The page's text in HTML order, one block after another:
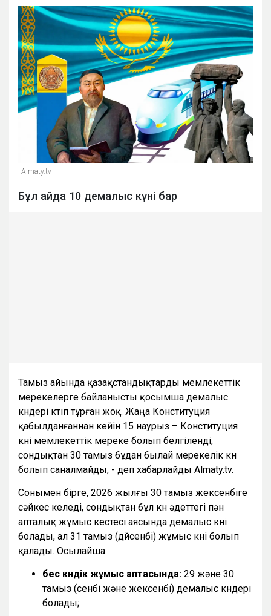
Almaty.tv
Бұл айда 10 демалыс күні бар
Тамыз айында қазақстандықтарды мемлекеттік
мерекелерге байланысты қосымша демалыс
күндері күтіп тұрған жоқ. Жаңа Конституция
қабылданғаннан кейін 15 наурыз – Конституция
күні мемлекеттік мереке болып белгіленді,
сондықтан 30 тамыз бұдан былай мерекелік күн
болып саналмайды, - деп хабарлайды Almaty.tv.
Сонымен бірге, 2026 жылғы 30 тамыз жексенбіге
сәйкес келеді, сондықтан бұл күн әдеттегі пән
апталық жұмыс кестесі аясында демалыс күні
болады, ал 31 тамыз (дүйсенбі) жұмыс күні болып
қалады. Осылайша:
бес күндік жұмыс аптасында: 29 және 30
тамыз (сенбі және жексенбі) демалыс күндері
болады;